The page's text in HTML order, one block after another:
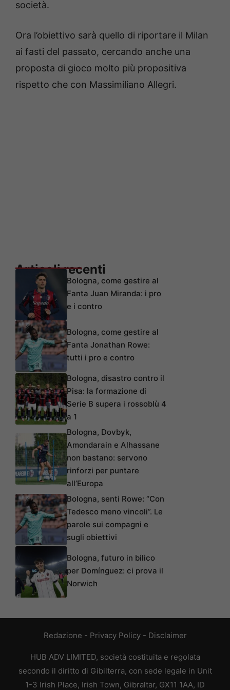
società.
Ora l’obiettivo sarà quello di riportare il Milan
ai fasti del passato, cercando anche una
proposta di gioco molto più propositiva
rispetto che con Massimiliano Allegri.
Articoli recenti
Bologna, come gestire al
Fanta Juan Miranda: i pro
e i contro
Bologna, come gestire al
Fanta Jonathan Rowe:
tutti i pro e contro
Bologna, disastro contro il
Pisa: la formazione di
Serie B supera i rossoblù 4
a 1
Bologna, Dovbyk,
Amondarain e Alhassane
non bastano: servono
rinforzi per puntare
all’Europa
Bologna, senti Rowe: “Con
Tedesco meno vincoli”. Le
parole sui compagni e
sugli obiettivi
Bologna, futuro in bilico
per Domínguez: ci prova il
Norwich
Redazione - Privacy Policy- Disclaimer
HUB ADV LIMITED, società costituita e regolata
secondo il diritto di Gibilterra, con sede legale in Unit
1-3 Irish Place, Irish Town, Gibraltar, GX11 1AA, ID